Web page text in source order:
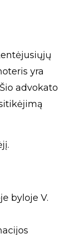
yra
advokato
byloje V.